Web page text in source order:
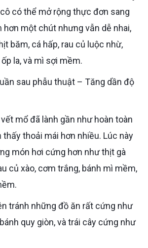
có thể mở rộng thực đơn sang
một chút nhưng vẫn dễ nhai,
băm, cá hấp, rau củ luộc nhừ,
la, và mì sợi mềm.
thoải mái hơn nhiều. Lúc này
món hơi cứng hơn như thịt gà
củ xào, cơm trắng, bánh mì mềm,
quy giòn, và trái cây cứng như